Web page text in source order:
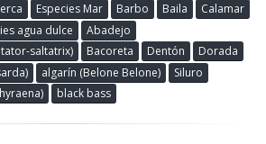
Especies Mar Barbo Baila
Calamar
agua dulce
Abadejo
saltatrix)
Bacoreta Dentón
Dorada
algarín (Belone Belone)
Siluro
black bass